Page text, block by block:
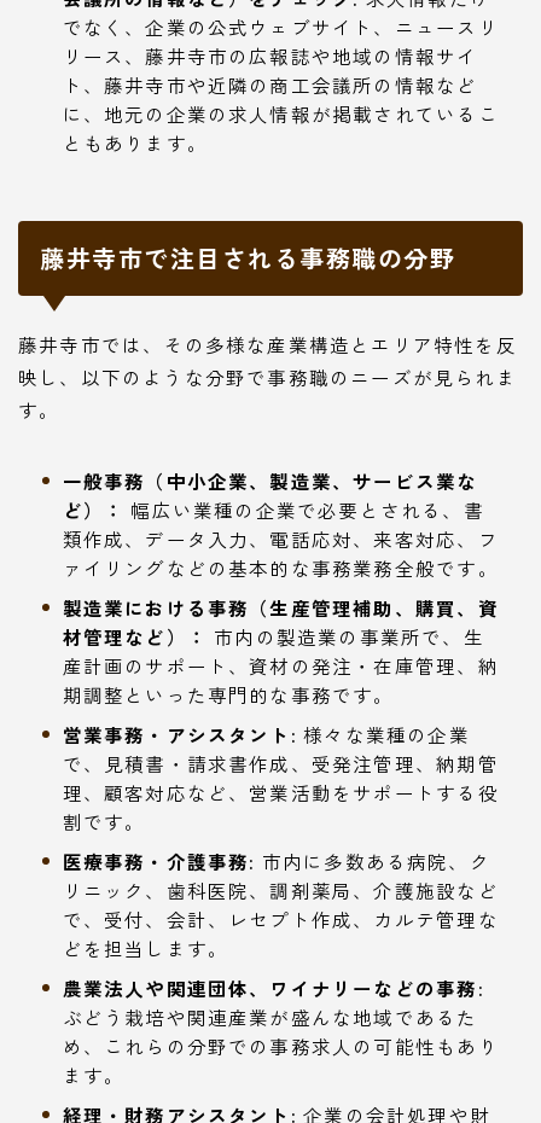
でなく、企業の公式ウェブサイト、ニュースリ
リース、藤井寺市の広報誌や地域の情報サイ
ト、藤井寺市や近隣の商工会議所の情報など
に、地元の企業の求人情報が掲載されているこ
ともあります。
藤井寺市で注目される事務職の分野
藤井寺市では、その多様な産業構造とエリア特性を反
映し、以下のような分野で事務職のニーズが見られま
す。
一般事務（中小企業、製造業、サービス業な
ど）：
幅広い業種の企業で必要とされる、書
類作成、データ入力、電話応対、来客対応、フ
ァイリングなどの基本的な事務業務全般です。
製造業における事務（生産管理補助、購買、資
材管理など）：
市内の製造業の事業所で、生
産計画のサポート、資材の発注・在庫管理、納
期調整といった専門的な事務です。
営業事務・アシスタント: 様々な業種の企業
で、見積書・請求書作成、受発注管理、納期管
理、顧客対応など、営業活動をサポートする役
割です。
医療事務・介護事務: 市内に多数ある病院、ク
リニック、歯科医院、調剤薬局、介護施設など
で、受付、会計、レセプト作成、カルテ管理な
どを担当します。
農業法人や関連団体、ワイナリーなどの事務:
ぶどう栽培や関連産業が盛んな地域であるた
め、これらの分野での事務求人の可能性もあり
ます。
経理・財務アシスタント: 企業の会計処理や財